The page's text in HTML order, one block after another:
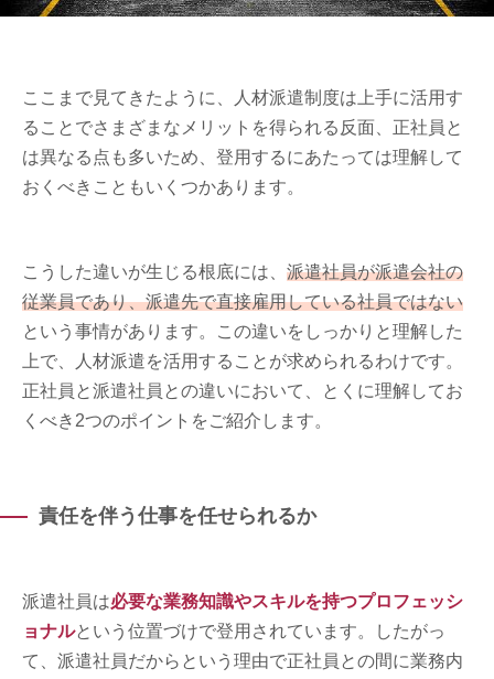
ここまで見てきたように、人材派遣制度は上手に活用す
ることでさまざまなメリットを得られる反面、正社員と
は異なる点も多いため、登用するにあたっては理解して
おくべきこともいくつかあります。
こうした違いが生じる根底には、 派遣社員が派遣会社の
従業員であり、派遣先で直接雇用している社員ではない
という事情があります。この違いをしっかりと理解した
上で、人材派遣を活用することが求められるわけです。
正社員と派遣社員との違いにおいて、とくに理解してお
くべき2つのポイントをご紹介します。
責任を伴う仕事を任せられるか
派遣社員は必要な業務知識やスキルを持つプロフェッシ
ョナルという位置づけで登用されています。したがっ
て、派遣社員だからという理由で正社員との間に業務内